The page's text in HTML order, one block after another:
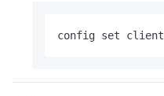
config set